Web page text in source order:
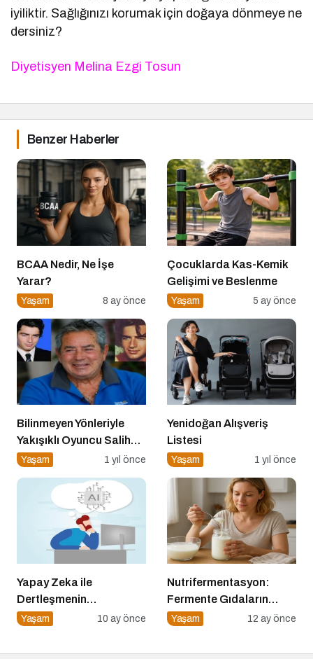
iyiliktir. Sağlığınızı korumak için doğaya dönmeye ne
dersiniz?
Diyetisyen Melina Ezgi Tosun
Benzer Haberler
BCAA Nedir, Ne İşe
Yarar?
Yaşam 8 ay önce
Çocuklarda Kas-Kemik
Gelişimi ve Beslenme
Yaşam 5 ay önce
Bilinmeyen Yönleriyle
Yakışıklı Oyuncu Salih
GÜNEY ile Söyleşi
Yaşam 1 yıl önce
Yenidoğan Alışveriş
Listesi
Yaşam 1 yıl önce
Yapay Zeka ile
Dertleşmenin
Görünmeyen Tehlikeleri!
Yaşam 10 ay önce
Nutrifermentasyon:
Fermente Gıdaların
Beslenmedeki Yeri ve
Yaşam 12 ay önce